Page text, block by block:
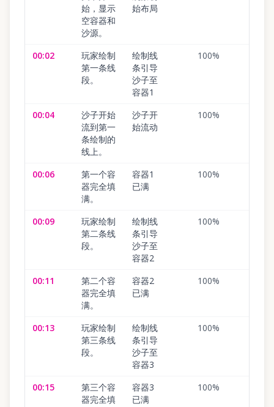
始，显示
空容器和
沙源。
始布局
00:02
玩家绘制
第一条线
段。
绘制线
条引导
沙子至
容器1
100%
00:04
沙子开始
流到第一
条绘制的
线上。
沙子开
始流动
100%
00:06
第一个容
器完全填
满。
容器1
已满
100%
00:09
玩家绘制
第二条线
段。
绘制线
条引导
沙子至
容器2
100%
00:11
第二个容
器完全填
满。
容器2
已满
100%
00:13
玩家绘制
第三条线
段。
绘制线
条引导
沙子至
容器3
100%
00:15
第三个容
器完全填
容器3
已满
100%